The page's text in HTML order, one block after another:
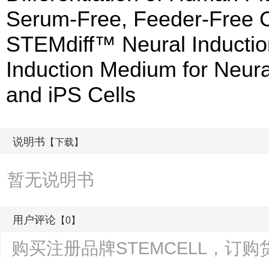
Serum-Free, Feeder-Free
STEMdiff™ Neural
Induction Medium for
and iPS Cells
说明书 【下载】
暂无说明书
用户评论 【0】
购买注册品牌STEMCELL，订购